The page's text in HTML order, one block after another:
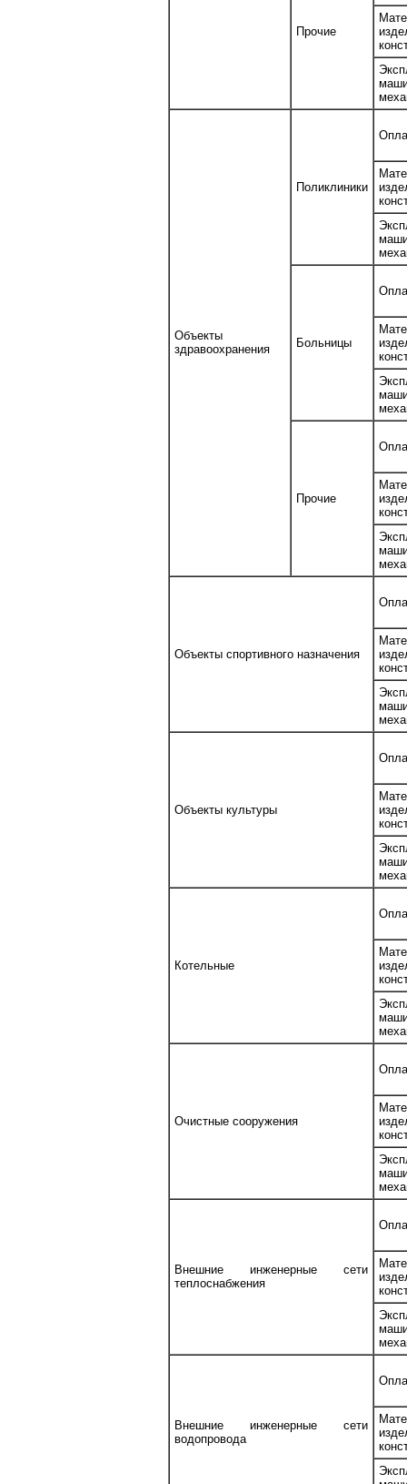
Прочие
Объекты
здравоохранения
Поликлиники
Больницы
Прочие
Объекты спортивного назначения
Объекты культуры
Котельные
Очистные сооружения
Внешние инженерные сети
теплоснабжения
Внешние инженерные сети
водопровода